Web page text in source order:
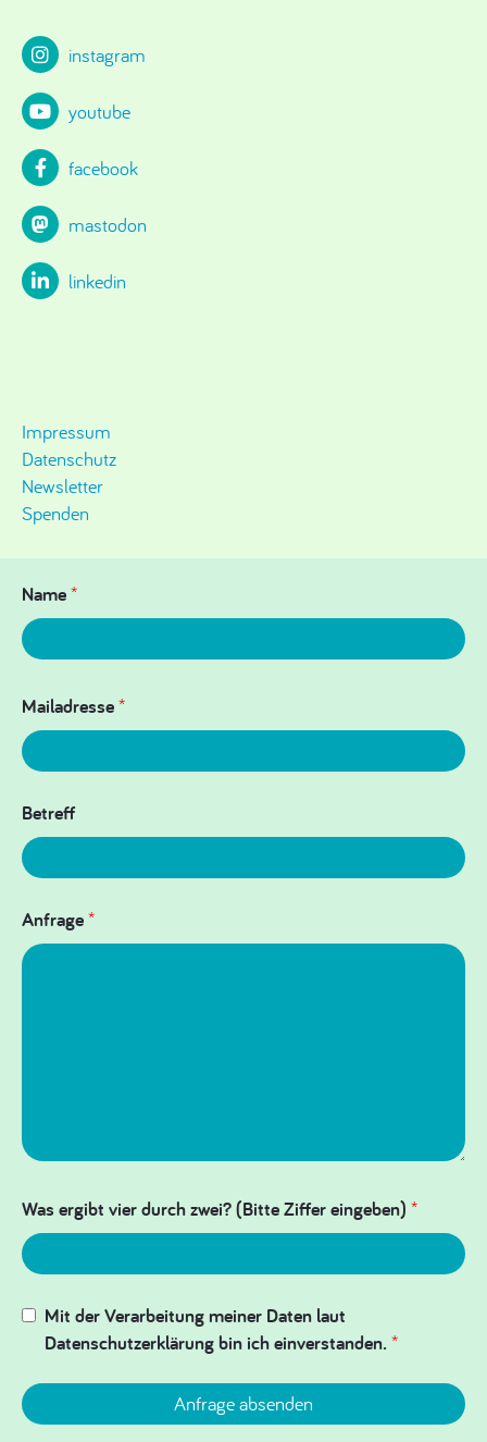
instagram
youtube
facebook
mastodon
linkedin
Impressum
Datenschutz
Newsletter
Spenden
Name*
Mailadresse*
Betreff
Anfrage*
Was ergibt vier durch zwei? (Bitte Ziffer eingeben) *
Mit der Verarbeitung meiner Daten laut
Datenschutzerklärung bin ich einverstanden. *